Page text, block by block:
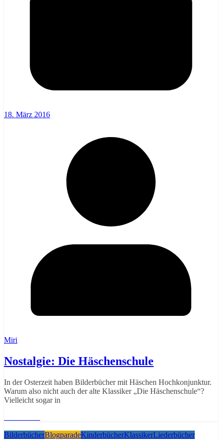
18. März 2016
Miri
Nostalgie: Die Häschenschule
In der Osterzeit haben Bilderbücher mit Häschen Hochkonjunktur.
Warum also nicht auch der alte Klassiker „Die Häschenschule“?
Vielleicht sogar in
BilderbücherBlogparadeKinderbücherKlassikerLiederbücher